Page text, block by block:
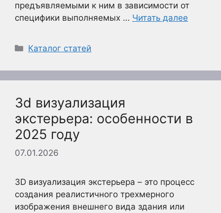
предъявляемыми к ним в зависимости от
специфики выполняемых … Читать далее
Рубрики
Каталог статей
3d визуализация
экстерьера: особенности в
2025 году
07.01.2026
3D визуализация экстерьера – это процесс
создания реалистичного трехмерного
изображения внешнего вида здания или